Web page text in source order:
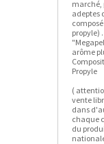
marché,
adeptes
propyle)
arôme
Propyle
(
vente
dans
chaque
du